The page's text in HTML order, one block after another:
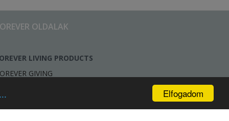
Elfogadom
OLDALAK
LIVING PRODUCTS
GIVING